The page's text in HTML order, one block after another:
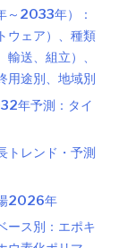
～2033年）：
ウェア）、種類
送、組立）、
用途別、地域別
年予測：タイ
トレンド・予測
2026年
ース別：エポキ